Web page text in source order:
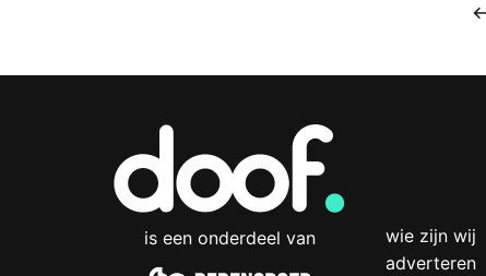
←
is een onderdeel van
wie zijn wij
adverteren